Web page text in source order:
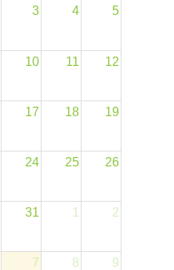
3 4 5
10 11 12
17 18 19
24 25 26
31 1 2
7 8 9